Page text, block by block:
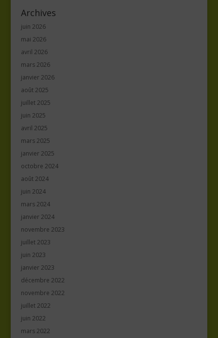
Archives
juin 2026
mai 2026
avril 2026
mars 2026
janvier 2026
août 2025
juillet 2025
juin 2025
avril 2025
mars 2025
janvier 2025
octobre 2024
août 2024
juin 2024
mars 2024
janvier 2024
novembre 2023
juillet 2023
juin 2023
janvier 2023
décembre 2022
novembre 2022
juillet 2022
juin 2022
mars 2022